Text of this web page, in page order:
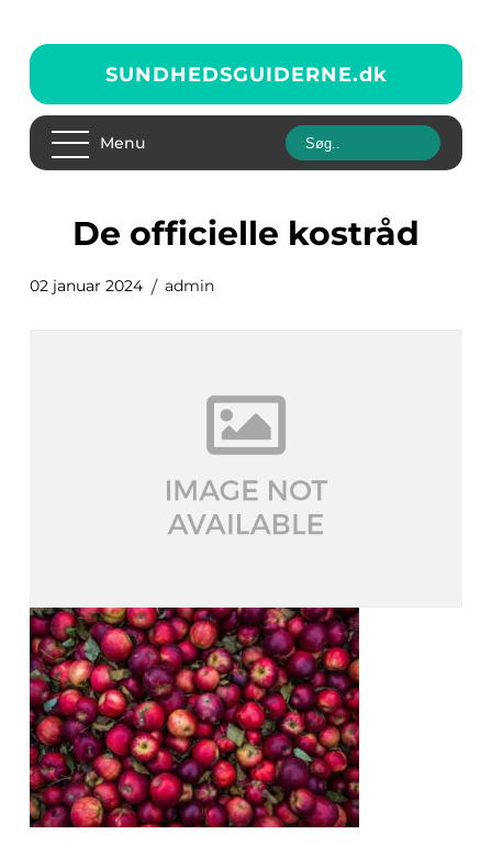
SUNDHEDSGUIDERNE.dk
Menu
de officielle kostråd
02 januar 2024 admin